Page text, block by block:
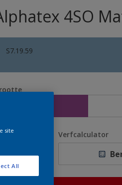
4SO
S7.19.59
Verfcalculator
site
All